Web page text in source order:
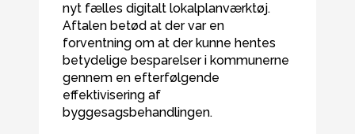
nyt fælles digitalt lokalplanværktøj.
Aftalen betød at der var en
forventning om at der kunne hentes
betydelige besparelser i kommunerne
gennem en efterfølgende
effektivisering af
byggesagsbehandlingen.